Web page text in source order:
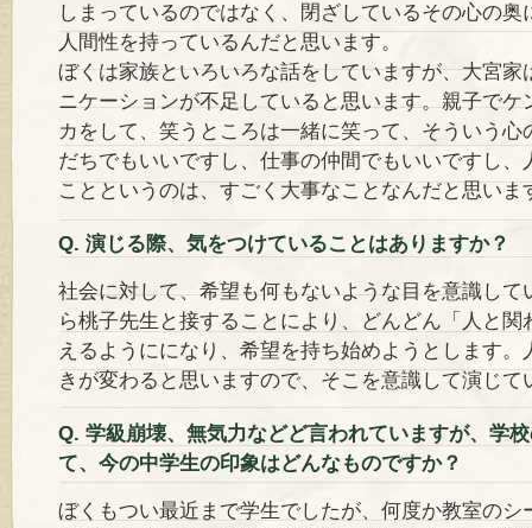
しまっているのではなく、閉ざしているその心の奥
人間性を持っているんだと思います。
ぼくは家族といろいろな話をしていますが、大宮家
ニケーションが不足していると思います。親子でケ
カをして、笑うところは一緒に笑って、そういう心
だちでもいいですし、仕事の仲間でもいいですし、
ことというのは、すごく大事なことなんだと思いま
Q. 演じる際、気をつけていることはありますか？
社会に対して、希望も何もないような目を意識して
ら桃子先生と接することにより、どんどん「人と関
えるようにになり、希望を持ち始めようとします。
きが変わると思いますので、そこを意識して演じて
Q. 学級崩壊、無気力などど言われていますが、学
て、今の中学生の印象はどんなものですか？
ぼくもつい最近まで学生でしたが、何度か教室のシ